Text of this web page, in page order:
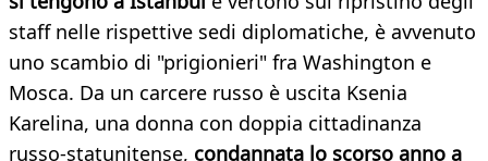
staff nelle rispettive sedi diplomatiche, è avvenuto
uno scambio di "prigionieri" fra Washington e
Mosca. Da un carcere russo è uscita Ksenia
Karelina, una donna con doppia cittadinanza
russo-statunitense, condannata lo scorso anno a